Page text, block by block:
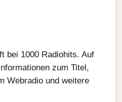
bei 1000 Radiohits. Auf
zum Titel,
Webradio und weitere